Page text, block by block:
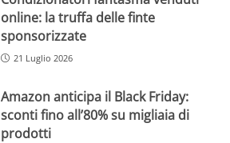
online: la truffa delle finte
sponsorizzate
21 Luglio 2026
Amazon anticipa il Black Friday:
sconti fino all’80% su migliaia di
prodotti